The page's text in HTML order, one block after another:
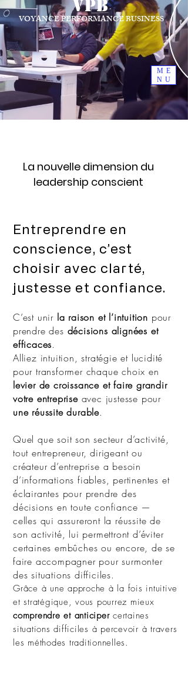
ME
NU
MARIE ANDRIEUTAROT, ORACLE ET BIEN PLUS...
Pour un supplément d'Âme partagé
Déposez
votre avis
ici
VPB
VOYANCE PERFORMANCE BUSINESS
La nouvelle dimension du
leadership conscient
Entreprendre en
conscience, c’est
choisir avec clarté,
justesse et confiance.
C’est unir la raison et l’intuition pour
prendre des décisions alignées et
efficaces.
Alliez intuition, stratégie et lucidité
pour transformer chaque choix en
levier de croissance et faire grandir
votre entrepriseavec justesse pour
une réussite durable.
Quel que soit son secteur d’activité,
tout entrepreneur, dirigeant ou
créateur d’entreprise a besoin
d’informations fiables, pertinentes et
éclairantes pour prendre des
décisions en toute confiance —
celles qui assureront la réussite de
son activité, lui permettront d’éviter
certaines embûches ou encore, de se
faire accompagner pour surmonter
des situations difficiles.
Grâce à une approche à la fois intuitive
et stratégique, vous pourrez mieux
comprendre et anticipercertaines
situations difficiles à percevoir à travers
les méthodes traditionnelles.